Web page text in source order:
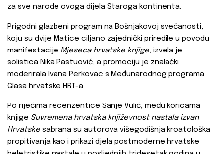
za sve narode ovoga dijela Staroga kontinenta.
Prigodni glazbeni program na Bošnjakovoj svečanosti,
koju su dvije Matice ciljano zajednički priredile u povodu
manifestacije Mjeseca hrvatske knjige, izvela je
solistica Nika Pastuović, a promociju je znalački
moderirala Ivana Perkovac s Međunarodnog programa
Glasa hrvatske HRT-a.
Po riječima recenzentice Sanje Vulić, među koricama
knjige Suvremena hrvatska književnost nastala izvan
Hrvatske sabrana su autorova višegodišnja kroatološka
propitivanja kao i prikazi djela postmoderne hrvatske